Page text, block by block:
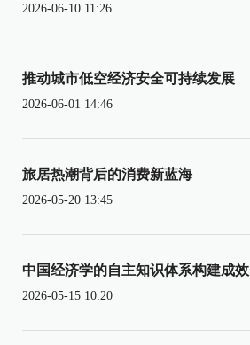
2026-06-10 11:26
推动城市低空经济安全可持续发展
2026-06-01 14:46
旅居热潮背后的消费新蓝海
2026-05-20 13:45
中国经济学的自主知识体系构建成效
2026-05-15 10:20